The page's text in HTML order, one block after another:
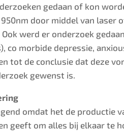
gedaan of kon
door middel van
werd er onderzoek
co morbide depressie,
tot de conclusie dat deze
gewenst is.
omdat het de productie
geeft om alles bij elkaar te